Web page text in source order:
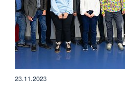
23.11.2023